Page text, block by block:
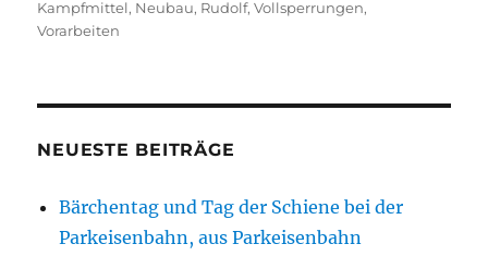
Kampfmittel, Neubau, Rudolf,Vollsperrungen,
Vorarbeiten
NEUESTE BEITRÄGE
Bärchentag und Tag der Schiene bei der
Parkeisenbahn, aus Parkeisenbahn